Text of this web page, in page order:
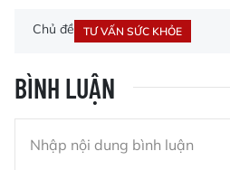
Chủ đề TƯ VẤN SỨC KHỎE
BÌNH LUẬN